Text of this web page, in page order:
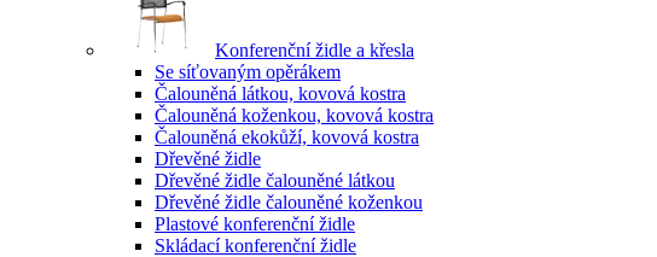
Konferenční židle a křesla
Se síťovaným opěrákem
Čalouněná látkou, kovová kostra
Čalouněná koženkou, kovová kostra
Čalouněná ekokůží, kovová kostra
Dřevěné židle
Dřevěné židle čalouněné látkou
Dřevěné židle čalouněné koženkou
Plastové konferenční židle
Skládací konferenční židle